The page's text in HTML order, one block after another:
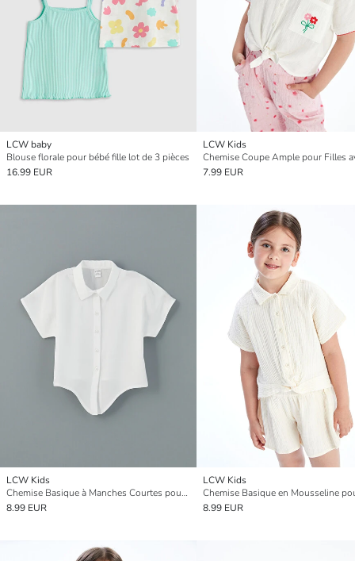
LCW baby
Blouse florale pour bébé fille lot de 3 pièces
16.99 EUR
LCW Kids
7.99 EUR
LCW Kids
Chemise Basique à Manches Courtes pour Filles
8.99 EUR
LCW Kids
Chemise Basique en Mousseline
8.99 EUR